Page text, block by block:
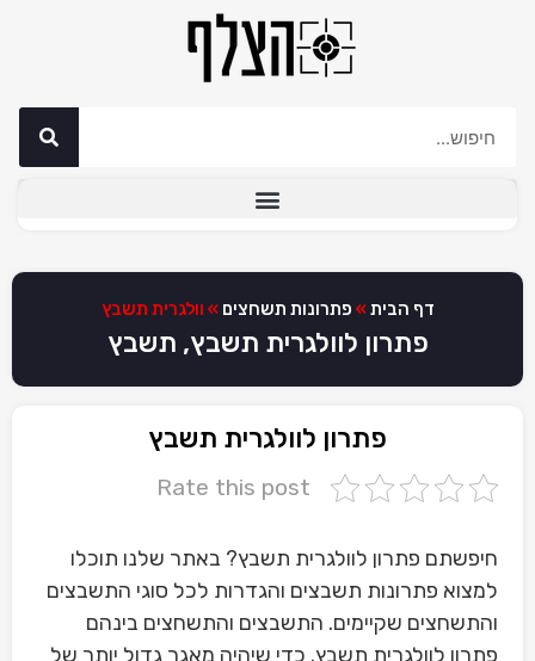
דף הבית » פתרונות תשחצים » וולגרית תשבץ
פתרון לוולגרית תשבץ, תשבץ
פתרון לוולגרית תשבץ
Rate this post
חיפשתם פתרון לוולגרית תשבץ? באתר שלנו תוכלו
למצוא פתרונות תשבצים והגדרות לכל סוגי התשבצים
והתשחצים שקיימים. התשבצים והתשחצים בינהם
פתרון לוולגרית תשבץ. כדי שיהיה מאגר גדול יותר של